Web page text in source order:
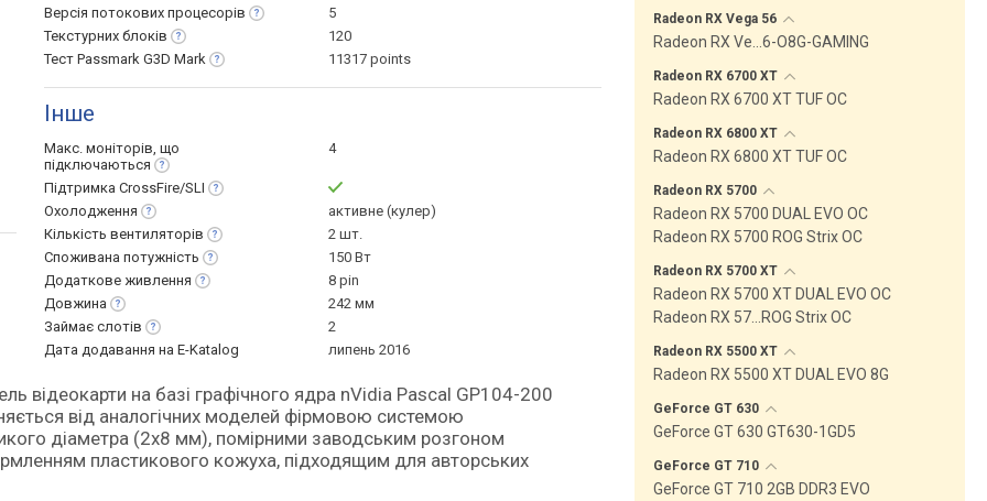
Версія потокових процесорів
5
Текстурних блоків
120
Тест Passmark G3D Mark 11317 points
Інше
Макс. моніторів, що
підключаються
4
Підтримка CrossFire/SLI
Охолодження
активне (кулер)
Кількість вентиляторів
2 шт.
Споживана потужність
150 Вт
Додаткове живлення
8 pin
Довжина
242 мм
Займає слотів
2
Дата додавання на E-Katalog
липень 2016
від аналогічних моделей фірмовою системою
діаметра (2х8 мм), помірними заводським розгоном
пластикового кожуха, підходящим для авторських
Radeon RX Vega 56
Radeon RX Ve…6-O8G-GAMING
Radeon RX 6700 XT
Radeon RX 6700 XT TUF OC
Radeon RX 6800 XT
Radeon RX 6800 XT TUF OC
Radeon RX 5700
Radeon RX 5700 DUAL EVO OC
Radeon RX 5700 ROG Strix OC
Radeon RX 5700 XT
Radeon RX 5700 XT DUAL EVO OC
Radeon RX 57…ROG Strix OC
Radeon RX 5500 XT
Radeon RX 5500 XT DUAL EVO 8G
GeForce GT 630
GeForce GT 630 GT630-1GD5
GeForce GT 710
GeForce GT 710 2GB DDR3 EVO